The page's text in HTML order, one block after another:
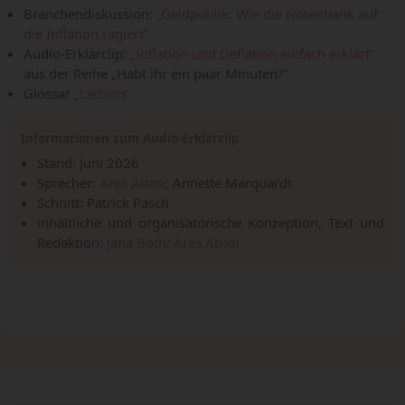
„Geldpolitik: Wie die Notenbank auf
die Inflation ragiert”
„Inflation und Deflation einfach erklärt”
„Leitzins”